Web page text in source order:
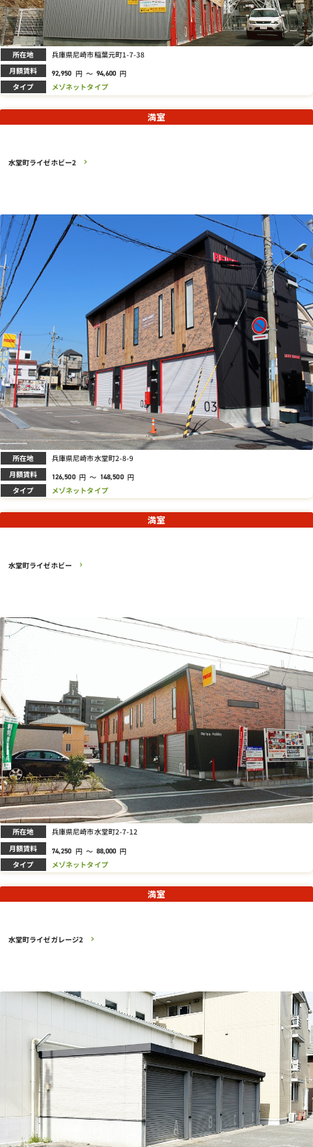
所在地 兵庫県尼崎市稲葉元町1-7-38
月額賃料 92,950 円 ～ 94,600 円
タイプ メゾネットタイプ
水堂町ライゼホビー2
満室
所在地 兵庫県尼崎市水堂町2-8-9
月額賃料 126,500 円 ～ 148,500 円
タイプ メゾネットタイプ
水堂町ライゼホビー
満室
所在地 兵庫県尼崎市水堂町2-7-12
月額賃料 74,250 円 ～ 88,000 円
タイプ メゾネットタイプ
水堂町ライゼガレージ2
満室